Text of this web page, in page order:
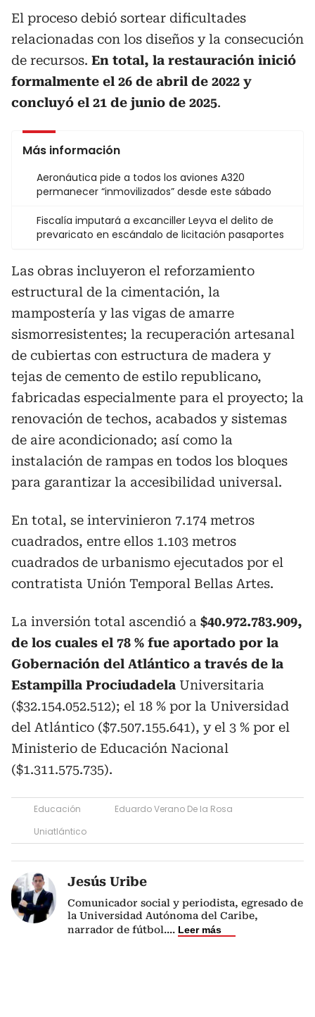
El proceso debió sortear dificultades
relacionadas con los diseños y la consecución
de recursos. En total, la restauración inició
formalmente el 26 de abril de 2022 y
concluyó el 21 de junio de 2025.
Más información
Aeronáutica pide a todos los aviones A320
permanecer “inmovilizados” desde este sábado
Fiscalía imputará a excanciller Leyva el delito de
prevaricato en escándalo de licitación pasaportes
Las obras incluyeron el reforzamiento
estructural de la cimentación, la
mampostería y las vigas de amarre
sismorresistentes; la recuperación artesanal
de cubiertas con estructura de madera y
tejas de cemento de estilo republicano,
fabricadas especialmente para el proyecto; la
renovación de techos, acabados y sistemas
de aire acondicionado; así como la
instalación de rampas en todos los bloques
para garantizar la accesibilidad universal.
En total, se intervinieron 7.174 metros
cuadrados, entre ellos 1.103 metros
cuadrados de urbanismo ejecutados por el
contratista Unión Temporal Bellas Artes.
La inversión total ascendió a $40.972.783.909,
de los cuales el 78 % fue aportado por la
Gobernación del Atlántico a través de la
Estampilla Prociudadela Universitaria
($32.154.052.512); el 18 % por la Universidad
del Atlántico ($7.507.155.641), y el 3 % por el
Ministerio de Educación Nacional
($1.311.575.735).
Educación
Eduardo Verano De la Rosa
Uniatlántico
Jesús Uribe
Comunicador social y periodista, egresado de
la Universidad Autónoma del Caribe,
narrador de fútbol.... Leer más